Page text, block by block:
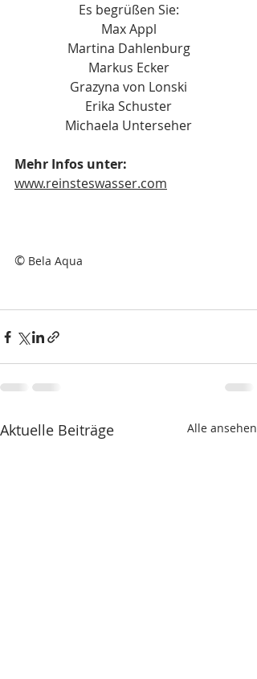
Es begrüßen Sie:
Max Appl
Martina Dahlenburg
Markus Ecker
Grazyna von Lonski
Erika Schuster
Michaela Unterseher
Mehr Infos unter:
www.reinsteswasser.com
© Bela Aqua
Aktuelle Beiträge Alle ansehen